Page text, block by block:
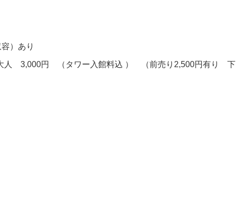
）あり
人 3,000円 （タワー入館料込 ） （前売り2,500円有り 下